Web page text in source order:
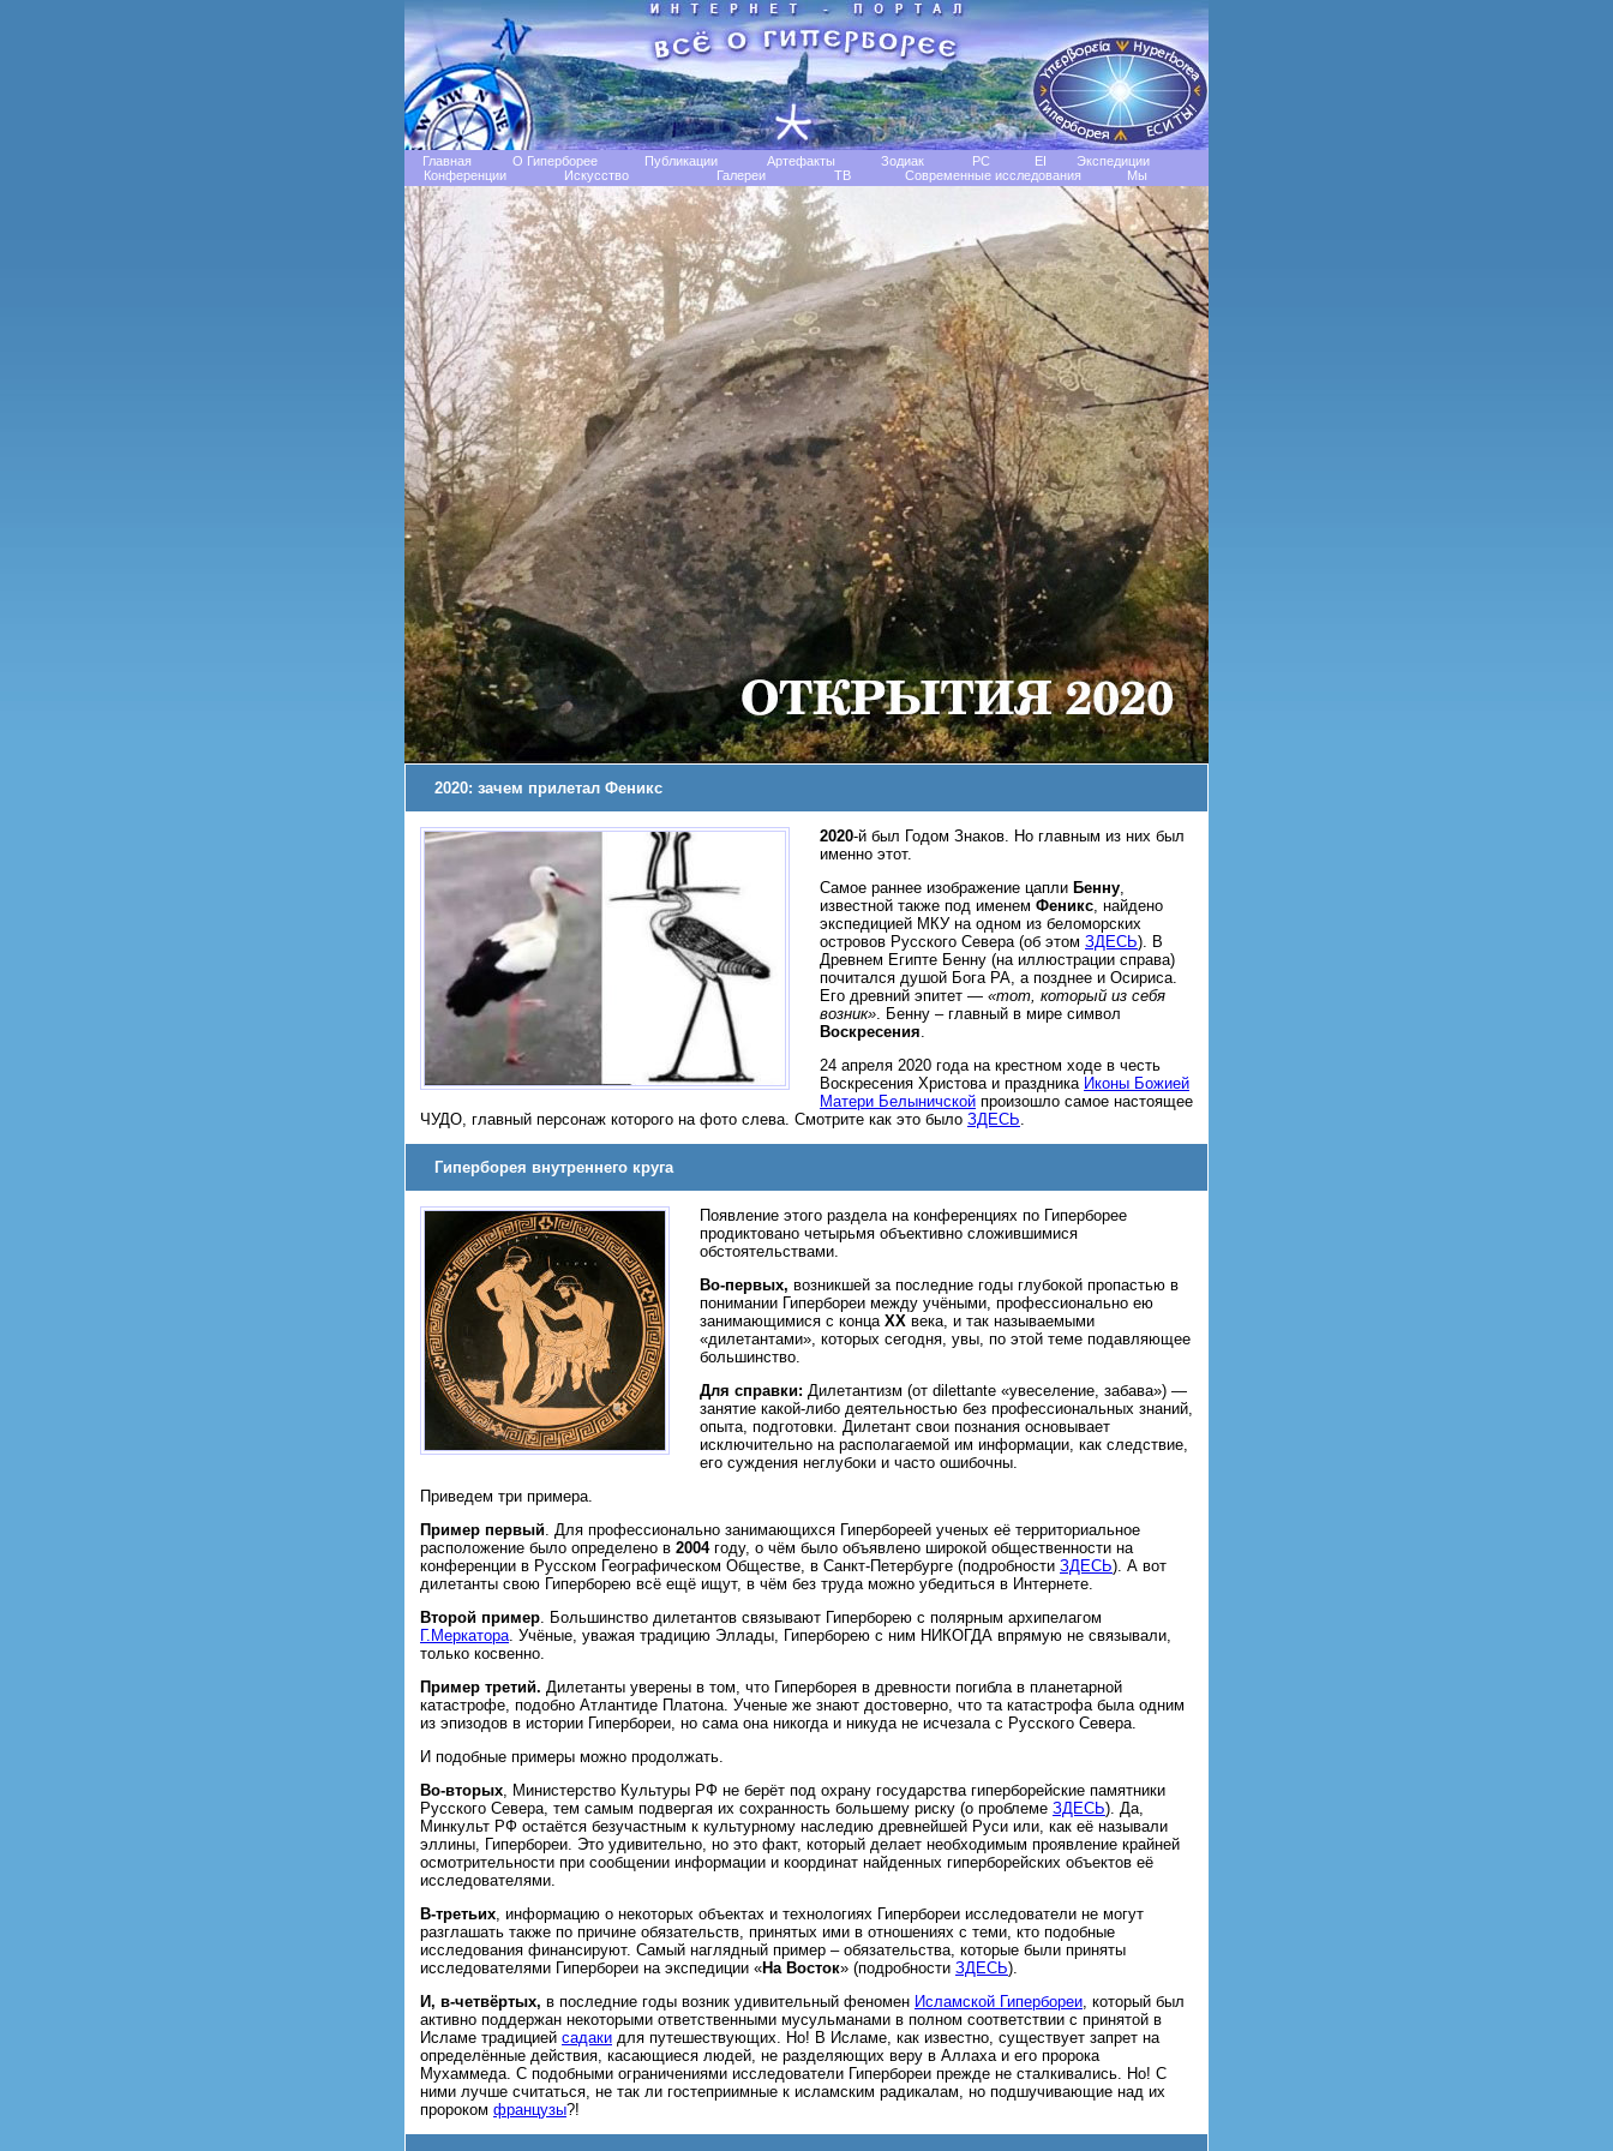
Главная О Гиперборее Публикации Артефакты Зодиак РС EI
Экспедиции
Конференции
Искусство Галереи TB Современные исследования Мы
2020: зачем прилетал Феникс
2020-й был Годом Знаков. Но главным из них был
именно этот.
Самое раннее изображение цапли Бенну
известной также под именем Феникс , найдено
экспедицией МКУ на одном из беломорских
островов Русского Севера (об этом ЗДЕСЬ). В
Древнем Египте Бенну (на иллюстрации справа)
почитался душой Бога РА, а позднее и Осириса.
Его древний эпитет — «тот, который из себя
возник» . Бенну – главный в мире символ
Воскресения
24 апреля 2020 года на крестном ходе в честь
Воскресения Христова и праздника Иконы Божией
Матери Белыничской произошло самое настоящее
ЧУДО, главный персонаж которого на фото слева. Смотрите как это было ЗДЕСЬ
Гиперборея внутреннего круга
Появление этого раздела на конференциях по Гиперборее
продиктовано четырьмя объективно сложившимися
обстоятельствами.
Во-первых, возникшей за последние годы глубокой пропастью в
понимании Гипербореи между учёными, профессионально ею
занимающимися с конца XX века, и так называемыми
«дилетантами», которых сегодня, увы, по этой теме подавляющее
большинство.
Для справки: Дилетантизм (от dilettante «увеселение, забава») —
занятие какой-либо деятельностью без профессиональных знаний,
опыта, подготовки. Дилетант свои познания основывает
исключительно на располагаемой им информации, как следствие,
его суждения неглубоки и часто ошибочны.
Приведем три примера.
Пример первый . Для профессионально занимающихся Гипербореей ученых её территориальное
расположение было определено в 2004году, о чём было объявлено широкой общественности на
конференции в Русском Географическом Обществе, в Санкт-Петербурге (подробности ЗДЕСЬ). А вот
дилетанты свою Гиперборею всё ещё ищут, в чём без труда можно убедиться в Интернете.
Второй пример . Большинство дилетантов связывают Гиперборею с полярным архипелагом
Г.Меркатора . Учёные, уважая традицию Эллады, Гиперборею с ним НИКОГДА впрямую не связывали,
только косвенно.
Пример третий. Дилетанты уверены в том, что Гиперборея в древности погибла в планетарной
катастрофе, подобно Атлантиде Платона. Ученые же знают достоверно, что та катастрофа была одним
из эпизодов в истории Гипербореи, но сама она никогда и никуда не исчезала с Русского Севера.
И подобные примеры можно продолжать.
Во-вторых , Министерство Культуры РФ не берёт под охрану государства гиперборейские памятники
Русского Севера, тем самым подвергая их сохранность большему риску (о проблеме ЗДЕСЬ). Да,
Минкульт РФ остаётся безучастным к культурному наследию древнейшей Руси или, как её называли
эллины, Гипербореи. Это удивительно, но это факт, который делает необходимым проявление крайней
осмотрительности при сообщении информации и координат найденных гиперборейских объектов её
исследователями.
В-третьих , информацию о некоторых объектах и технологиях Гипербореи исследователи не могут
разглашать также по причине обязательств, принятых ими в отношениях с теми, кто подобные
исследования финансируют. Самый наглядный пример – обязательства, которые были приняты
исследователями Гипербореи на экспедиции «На Восток» (подробности ЗДЕСЬ).
И, в-четвёртых, в последние годы возник удивительный феномен Исламской Гипербореи , который был
активно поддержан некоторыми ответственными мусульманами в полном соответствии с принятой в
Исламе традицией садаки для путешествующих. Но! В Исламе, как известно, существует запрет на
определённые действия, касающиеся людей, не разделяющих веру в Аллаха и его пророка
Мухаммеда. С подобными ограничениями исследователи Гипербореи прежде не сталкивались. Но! С
ними лучше считаться, не так ли гостеприимные к исламским радикалам, но подшучивающие над их
пророком французы?!